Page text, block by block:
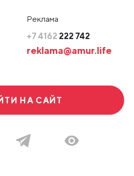
Реклама
+7 4162 222 742
reklama@amur.life
НА САЙТ